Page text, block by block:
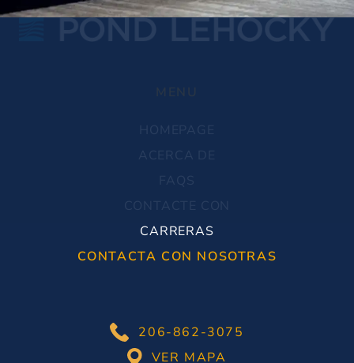
CARRERAS
CONTACTA CON NOSOTRAS
206-862-3075
VER MAPA